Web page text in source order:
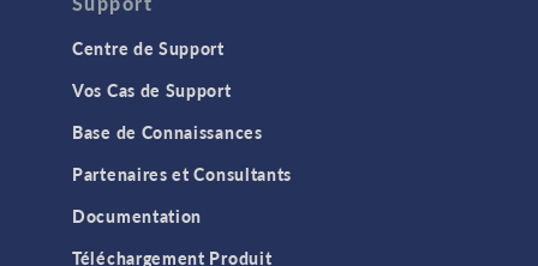
Centre de Support
Vos Cas de Support
Base de Connaissances
Partenaires et Consultants
Documentation
Téléchargement Produit